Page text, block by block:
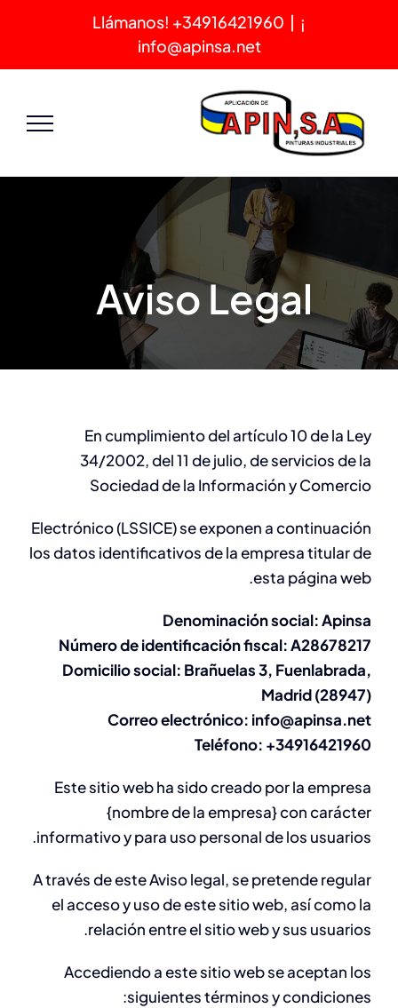
¡Llámanos! +34916421960
|
info@apinsa.net
Aviso Legal
En cumplimiento del artículo 10 de la Ley
34/2002, del 11 de julio, de servicios de la
Sociedad de la Información y Comercio
Electrónico (LSSICE) se exponen a continuación
los datos identificativos de la empresa titular de
esta página web.
Denominación social: Apinsa
Número de identificación fiscal: A28678217
Domicilio social: Brañuelas 3, Fuenlabrada,
Madrid (28947)
Correo electrónico: info@apinsa.net
Teléfono: +34916421960
Este sitio web ha sido creado por la empresa
{nombre de la empresa} con carácter
informativo y para uso personal de los usuarios.
A través de este Aviso legal, se pretende regular
el acceso y uso de este sitio web, así como la
relación entre el sitio web y sus usuarios.
Accediendo a este sitio web se aceptan los
siguientes términos y condiciones: